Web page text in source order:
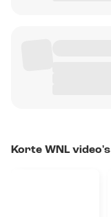
Korte WNL video's